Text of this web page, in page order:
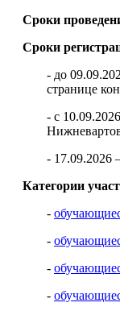
Сроки
Сроки
- до
странице
- с
- 17.09.2026
Категории
-
-
-
-